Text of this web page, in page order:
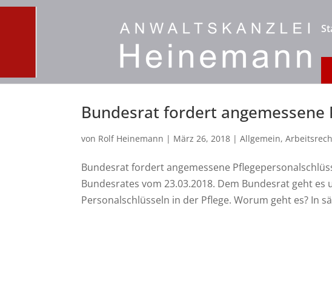
Bundesrat fordert angemessene
von Rolf Heinemann | März 26, 2018 |Allgemein,
Bundesrat fordert angemessene
Bundesrates vom 23.03.2018. Dem Bundesrat geht
Personalschlüsseln in der Pflege. Worum geht es? In